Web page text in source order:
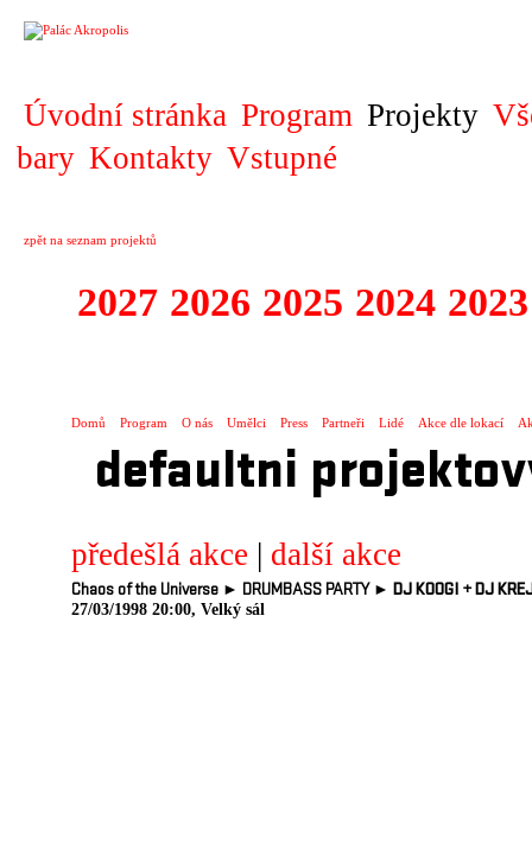
Úvodní stránka Program Projekty
bary Kontakty Vstupné
zpět na seznam projektů
2027 2026 2025 2024 2023
Domů Program O nás Umělci Press Partneři Lidé Akce dle lokací
defaultni
předešlá akce | další akce
Chaos of the Universe ► DRUMBASS PARTY ► DJ KOOGI +DJ
27/03/1998 20:00, Velký sál